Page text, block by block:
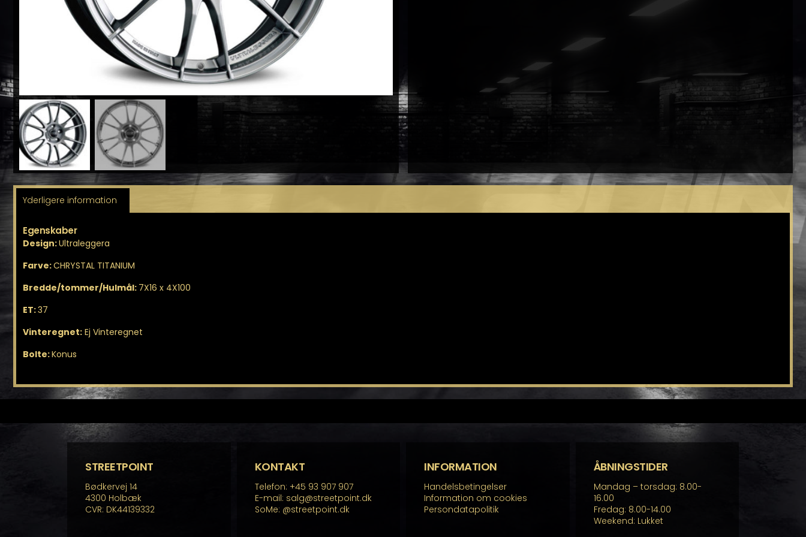
Yderligere information
Egenskaber
Design:Ultraleggera
Farve:CHRYSTAL TITANIUM
Bredde/tommer/Hulmål: 7X16 x 4X100
ET:37
Vinteregnet: Ej Vinteregnet
Bolte:Konus
STREETPOINT
Bødkervej 14
4300 Holbæk
CVR: DK44139332
KONTAKT
Telefon: +45 93 907 907
E-mail: salg@streetpoint.dk
SoMe: @streetpoint.dk
INFORMATION
Handelsbetingelser
Information om cookies
Persondatapolitik
ÅBNINGSTIDER
Mandag – torsdag: 8.00-
16.00
Fredag: 8.00-14.00
Weekend: Lukket